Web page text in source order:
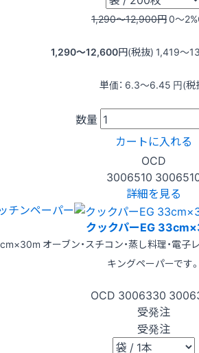
1,290〜12,900円0〜2
1,290〜12,600円(税抜) 1,419〜
単価： 6.3〜6.45 円(税
数量
カートに入れる
OCD
3006510
詳細を見る
チンペーパー
クックパーEG
オーブン・スチコン・蒸し料理・電子
キングペーパーです。
OCD 3006330
受発注
受発注